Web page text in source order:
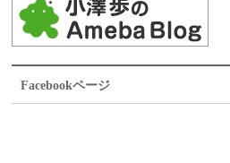
Facebookページ